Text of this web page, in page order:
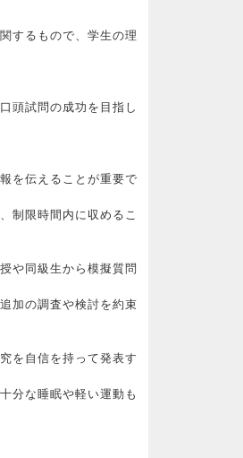
するもので、学生の理
頭試問の成功を目指し
を伝えることが重要で
制限時間内に収めるこ
や同級生から模擬質問
加の調査や検討を約束
を自信を持って発表す
分な睡眠や軽い運動も